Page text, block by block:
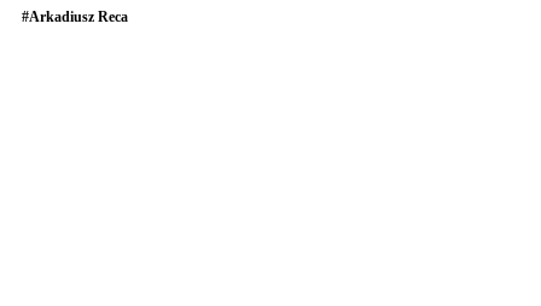
#Arkadiusz Reca